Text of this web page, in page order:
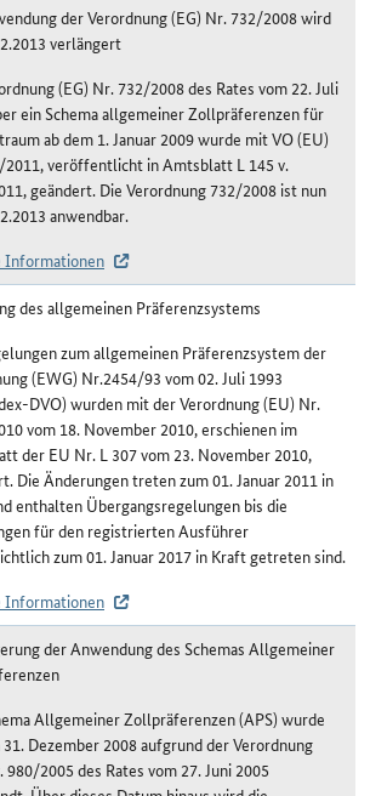
der Verordnung (EG) Nr. 732/2008 wird
verlängert
(EG) Nr. 732/2008 des Rates vom 22. Juli
ein Schema allgemeiner Zollpräferenzen für
ab dem 1. Januar 2009 wurde mit VO (EU)
2011, veröffentlicht in Amtsblatt L 145 v.
geändert. Die Verordnung 732/2008 ist nun
anwendbar.
des allgemeinen Präferenzsystems
zum allgemeinen Präferenzsystem der
(EWG) Nr.2454/93 vom 02. Juli 1993
DVO) wurden mit der Verordnung (EU) Nr.
vom 18. November 2010, erschienen im
der EU Nr. L 307 vom 23. November 2010,
Die Änderungen treten zum 01. Januar 2011 in
enthalten Übergangsregelungen bis die
für den registrierten Ausführer
zum 01. Januar 2017 in Kraft getreten sind.
der Anwendung des Schemas Allgemeiner
Allgemeiner Zollpräferenzen (APS) wurde
31. Dezember 2008 aufgrund der Verordnung
980/2005 des Rates vom 27. Juni 2005